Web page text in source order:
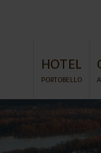
HOTEL
PORTOBELLO